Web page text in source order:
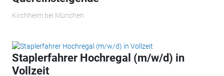
Kirchheim bei München
Staplerfahrer Hochregal (m/w/d) in
Vollzeit